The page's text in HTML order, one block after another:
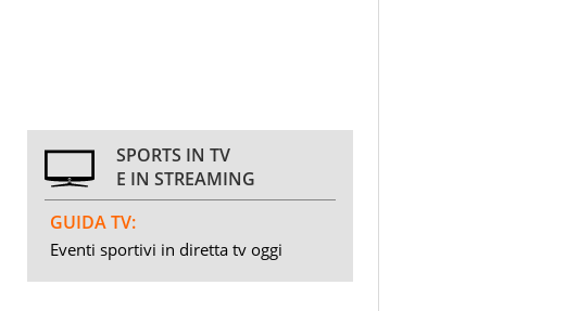
SPORTS IN TV
E IN STREAMING
GUIDA TV:
Eventi sportivi in diretta tv oggi